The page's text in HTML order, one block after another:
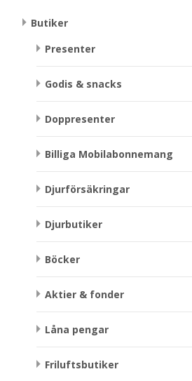
Butiker
Presenter
Godis & snacks
Doppresenter
Billiga Mobilabonnemang
Djurförsäkringar
Djurbutiker
Böcker
Aktier & fonder
Låna pengar
Friluftsbutiker